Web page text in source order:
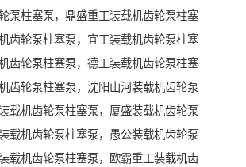
泵柱塞泵，鼎盛重工装载机齿轮泵柱塞
齿轮泵柱塞泵，宜工装载机齿轮泵柱塞
齿轮泵柱塞泵，德工装载机齿轮泵柱塞
齿轮泵柱塞泵，沈阳山河装载机齿轮泵
载机齿轮泵柱塞泵，厦盛装载机齿轮泵
载机齿轮泵柱塞泵，愚公装载机齿轮泵
载机齿轮泵柱塞泵，欧霸重工装载机齿